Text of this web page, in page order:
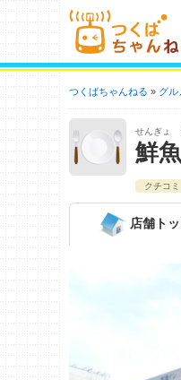
つくばちゃんねる グル
せんぎょ
鮮
クチコミ
店舗 ト